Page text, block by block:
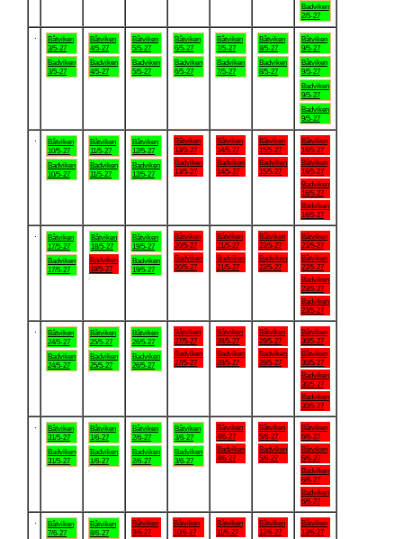
Badviken
2/5-27
Båtviken
3/5-27
Badviken
3/5-27
Båtviken
4/5-27
Badviken
4/5-27
Båtviken
5/5-27
Badviken
5/5-27
Båtviken
6/5-27
Badviken
6/5-27
Båtviken
7/5-27
Badviken
7/5-27
Båtviken
8/5-27
Badviken
8/5-27
Båtviken
9/5-27
Båtviken
9/5-27
Badviken
9/5-27
Badviken
9/5-27
Båtviken
10/5-27
Badviken
10/5-27
Båtviken
11/5-27
Badviken
11/5-27
Båtviken
12/5-27
Badviken
12/5-27
Båtviken
13/5-27
Badviken
13/5-27
Båtviken
14/5-27
Badviken
14/5-27
Båtviken
15/5-27
Badviken
15/5-27
Båtviken
16/5-27
Båtviken
16/5-27
Badviken
16/5-27
Badviken
16/5-27
Båtviken
17/5-27
Badviken
17/5-27
Båtviken
18/5-27
Badviken
18/5-27
Båtviken
19/5-27
Badviken
19/5-27
Båtviken
20/5-27
Badviken
20/5-27
Båtviken
21/5-27
Badviken
21/5-27
Båtviken
22/5-27
Badviken
22/5-27
Båtviken
23/5-27
Båtviken
23/5-27
Badviken
23/5-27
Badviken
23/5-27
Båtviken
24/5-27
Badviken
24/5-27
Båtviken
25/5-27
Badviken
25/5-27
Båtviken
26/5-27
Badviken
26/5-27
Båtviken
27/5-27
Badviken
27/5-27
Båtviken
28/5-27
Badviken
28/5-27
Båtviken
29/5-27
Badviken
29/5-27
Båtviken
30/5-27
Båtviken
30/5-27
Badviken
30/5-27
Badviken
30/5-27
Båtviken
31/5-27
Badviken
31/5-27
Båtviken
1/6-27
Badviken
1/6-27
Båtviken
2/6-27
Badviken
2/6-27
Båtviken
3/6-27
Badviken
3/6-27
Båtviken
4/6-27
Badviken
4/6-27
Båtviken
5/6-27
Badviken
5/6-27
Båtviken
6/6-27
Båtviken
6/6-27
Badviken
6/6-27
Badviken
6/6-27
Båtviken
7/6-27
Båtviken
8/6-27
Båtviken
9/6-27
Båtviken
10/6-27
Båtviken
11/6-27
Båtviken
12/6-27
Båtviken
13/6-27